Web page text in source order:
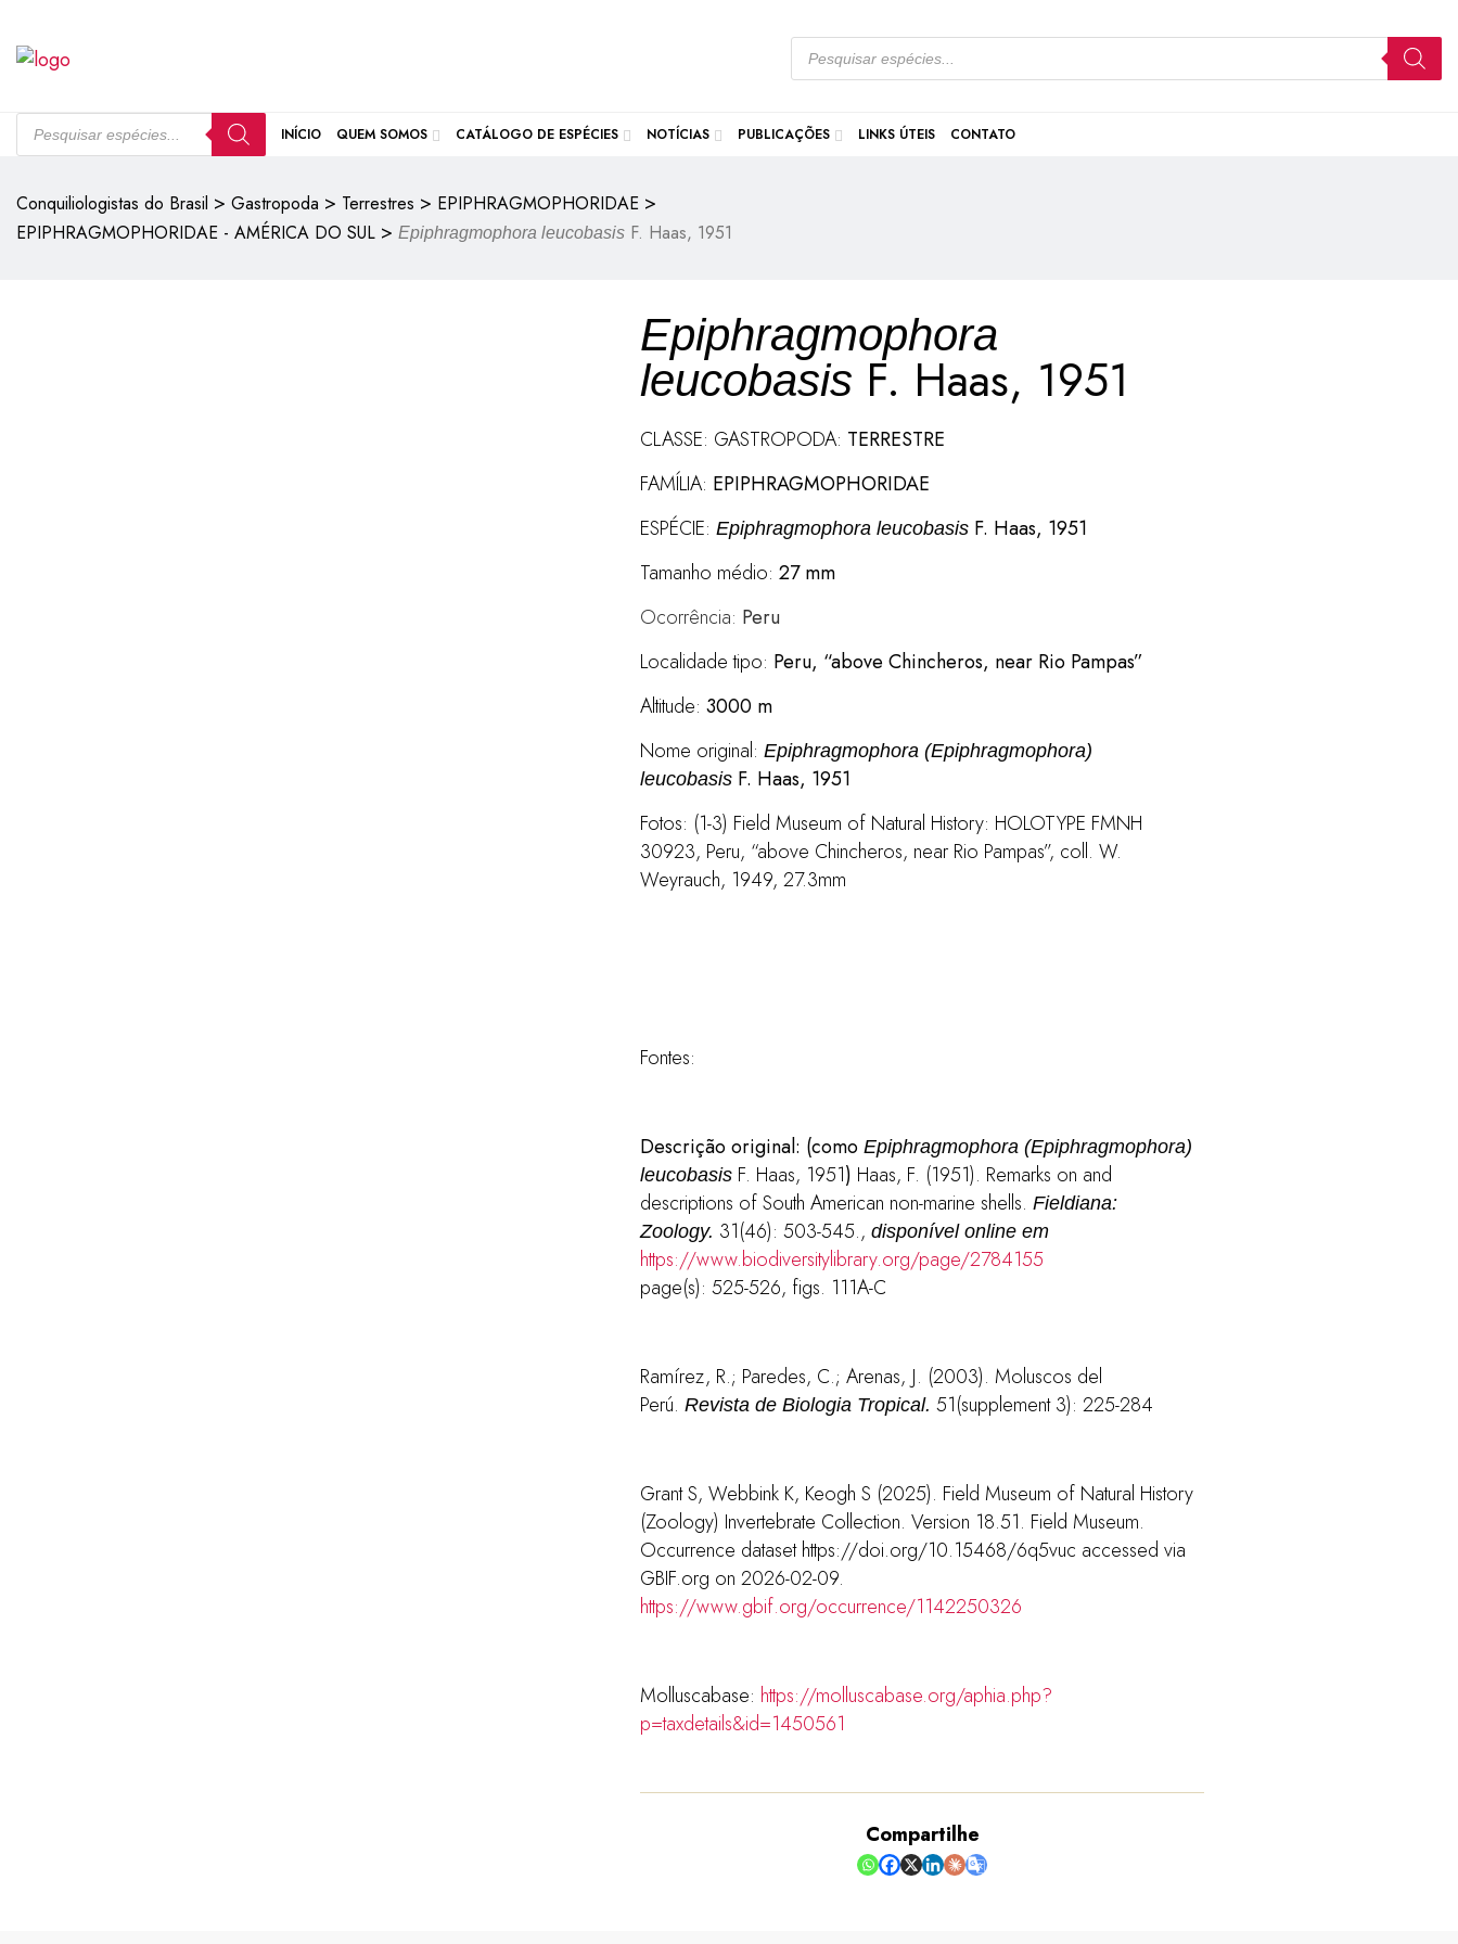
INÍCIO QUEM SOMOS CATÁLOGO DE ESPÉCIES NOTÍCIAS PUBLICAÇÕES LINKS ÚTEIS CONTATO
Conquiliologistas do Brasil > Gastropoda > Terrestres > EPIPHRAGMOPHORIDAE >
EPIPHRAGMOPHORIDAE - AMÉRICA DO SUL > Epiphragmophora leucobasis F. Haas, 1951
Epiphragmophora
leucobasis F. Haas, 1951
CLASSE: GASTROPODA: TERRESTRE
FAMÍLIA: EPIPHRAGMOPHORIDAE
ESPÉCIE: Epiphragmophora leucobasis F. Haas, 1951
Tamanho médio: 27 mm
Ocorrência: Peru
Localidade tipo: Peru, “above Chincheros, near Rio Pampas”
Altitude: 3000 m
Nome original: Epiphragmophora (Epiphragmophora)
leucobasis F. Haas, 1951
Fotos: (1-3) Field Museum of Natural History: HOLOTYPE FMNH
30923, Peru, “above Chincheros, near Rio Pampas”, coll. W.
Weyrauch, 1949, 27.3mm
Fontes:
Descrição original: (como Epiphragmophora (Epiphragmophora)
leucobasis F. Haas, 1951) Haas, F. (1951). Remarks on and
descriptions of South American non-marine shells. Fieldiana:
Zoology. 31(46): 503-545., disponível online em
https://www.biodiversitylibrary.org/page/2784155
page(s): 525-526, figs. 111A-C
Ramírez, R.; Paredes, C.; Arenas, J. (2003). Moluscos del
Perú. Revista de Biologia Tropical. 51(supplement 3): 225-284
Grant S, Webbink K, Keogh S (2025). Field Museum of Natural History
(Zoology) Invertebrate Collection. Version 18.51. Field Museum.
Occurrence dataset https://doi.org/10.15468/6q5vuc accessed via
GBIF.org on 2026-02-09.
https://www.gbif.org/occurrence/1142250326
Molluscabase: https://molluscabase.org/aphia.php?
p=taxdetails&id=1450561
Compartilhe